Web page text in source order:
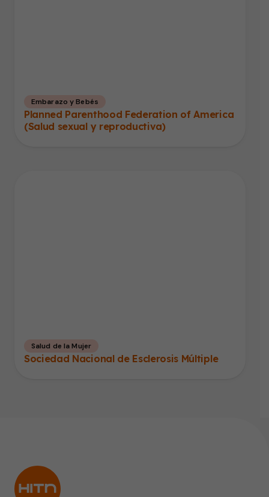
Embarazo y Bebés
Planned Parenthood Federation of America
(Salud sexual y reproductiva)
Salud de la Mujer
Sociedad Nacional de Esclerosis Múltiple